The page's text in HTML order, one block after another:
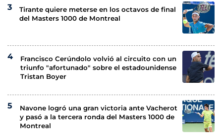
Tirante quiere meterse en los octavos de final
del Masters 1000 de Montreal
Francisco Cerúndolo volvió al circuito con un
triunfo "afortunado" sobre el estadounidense
Tristan Boyer
Navone logró una gran victoria ante Vacherot
y pasó a la tercera ronda del Masters 1000 de
Montreal